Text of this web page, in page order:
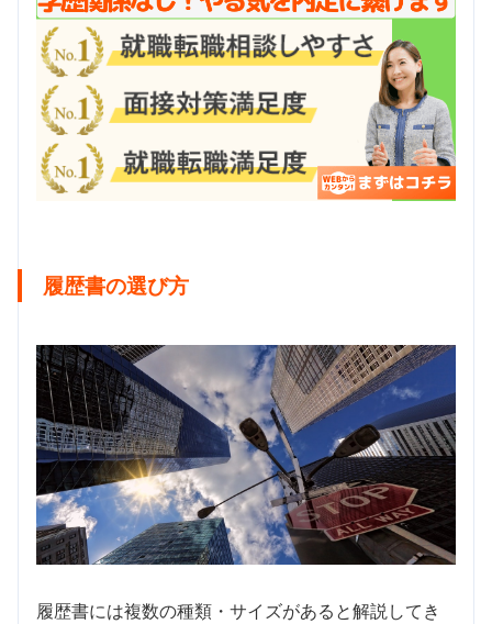
履歴書の選び方
履歴書には複数の種類・サイズがあると解説してき